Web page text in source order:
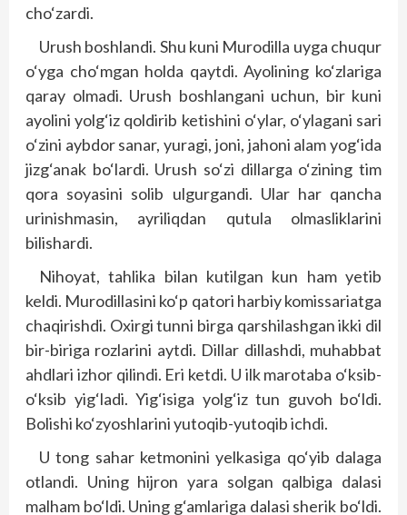
cho‘zardi.
Urush boshlandi. Shu kuni Murodilla uyga chuqur
o‘yga cho‘mgan holda qaytdi. Ayolining ko‘zlariga
qaray olmadi. Urush boshlangani uchun, bir kuni
ayolini yolg‘iz qoldirib ketishini o‘ylar, o‘ylagani sari
o‘zini aybdor sanar, yuragi, joni, jahoni alam yog‘ida
jizg‘anak bo‘lardi. Urush so‘zi dillarga o‘zining tim
qora soyasini solib ulgurgandi. Ular har qancha
urinishmasin, ayriliqdan qutula olmasliklarini
bilishardi.
Nihoyat, tahlika bilan kutilgan kun ham yetib
keldi. Murodillasini ko‘p qatori harbiy komissariatga
chaqirishdi. Oxirgi tunni birga qarshilashgan ikki dil
bir-biriga rozlarini aytdi. Dillar dillashdi, muhabbat
ahdlari izhor qilindi. Eri ketdi. U ilk marotaba o‘ksib-
o‘ksib yig‘ladi. Yig‘isiga yolg‘iz tun guvoh bo‘ldi.
Bolishi ko‘zyoshlarini yutoqib-yutoqib ichdi.
U tong sahar ketmonini yelkasiga qo‘yib dalaga
otlandi. Uning hijron yara solgan qalbiga dalasi
malham bo‘ldi. Uning g‘amlariga dalasi sherik bo‘ldi.